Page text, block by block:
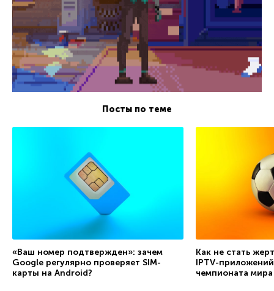
Посты по теме
«Ваш номер подтвержден»: зачем
Google регулярно проверяет SIM-
карты на Android?
Как не стать
IPTV-
чемпионата